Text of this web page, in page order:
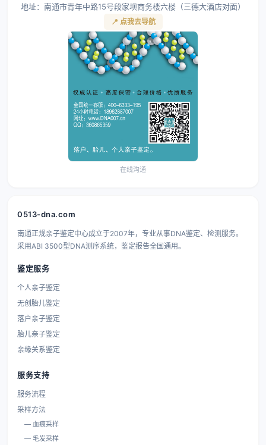
地址：南通市青年中路15号段家坝商务楼六楼（三德大酒店对面）
📍 点我去导航
在线沟通
0513-dna.com
南通正规亲子鉴定中心成立于2007年，专业从事DNA鉴定、检测服务。
采用ABI 3500型DNA测序系统，鉴定报告全国通用。
鉴定服务
个人亲子鉴定
无创胎儿鉴定
落户亲子鉴定
胎儿亲子鉴定
亲缘关系鉴定
服务支持
服务流程
采样方法
— 血痕采样
— 毛发采样